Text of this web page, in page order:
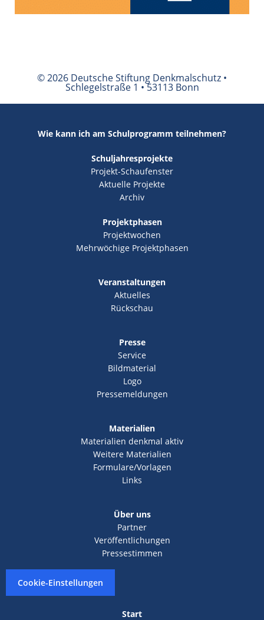
© 2026 Deutsche Stiftung Denkmalschutz •
Schlegelstraße 1 • 53113 Bonn
Wie kann ich am Schulprogramm teilnehmen?
Schuljahresprojekte
Projekt-Schaufenster
Aktuelle Projekte
Archiv
Projektphasen
Projektwochen
Mehrwöchige Projektphasen
Veranstaltungen
Aktuelles
Rückschau
Presse
Service
Bildmaterial
Logo
Pressemeldungen
Materialien
Materialien denkmal aktiv
Weitere Materialien
Formulare/Vorlagen
Links
Über uns
Partner
Veröffentlichungen
Pressestimmen
Cookie-Einstellungen
Start